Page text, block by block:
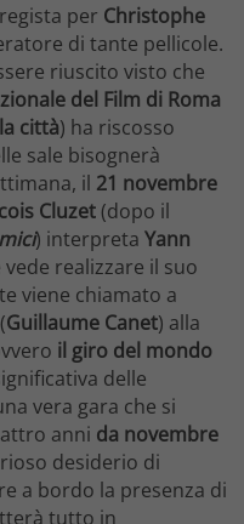
per Christophe
di tante pellicole.
riuscito visto che
del Film di Roma
città) ha riscosso
sale bisognerà
il 21 novembre
Cluzet(dopo il
) interpreta Yann
realizzare il suo
viene chiamato a
(Guillaume Canet) alla
il giro del mondo
delle
vera gara che si
anni da novembre
desiderio di
a bordo la presenza di
tutto in